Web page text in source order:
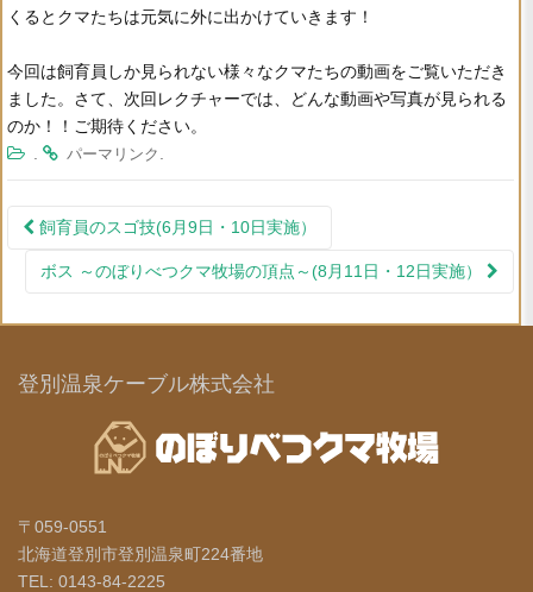
くるとクマたちは元気に外に出かけていきます！
今回は飼育員しか見られない様々なクマたちの動画をご覧いただき
ました。さて、次回レクチャーでは、どんな動画や写真が見られる
のか！！ご期待ください。
パーマリンク
投稿ナビゲーション
飼育員のスゴ技(6月9日・10日実施）
ボス ～のぼりべつクマ牧場の頂点～(8月11日・12日実施）
登別温泉ケーブル株式会社
〒059-0551
北海道登別市登別温泉町224番地
TEL: 0143-84-2225